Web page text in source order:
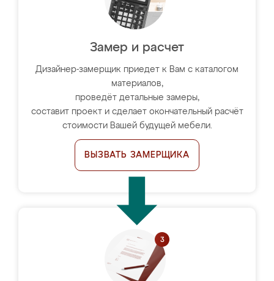
Замер и расчет
Дизайнер-замерщик приедет к Вам с каталогом
материалов,
проведёт детальные замеры,
составит проект и сделает окончательный расчёт
стоимости Вашей будущей мебели.
ВЫЗВАТЬ ЗАМЕРЩИКА